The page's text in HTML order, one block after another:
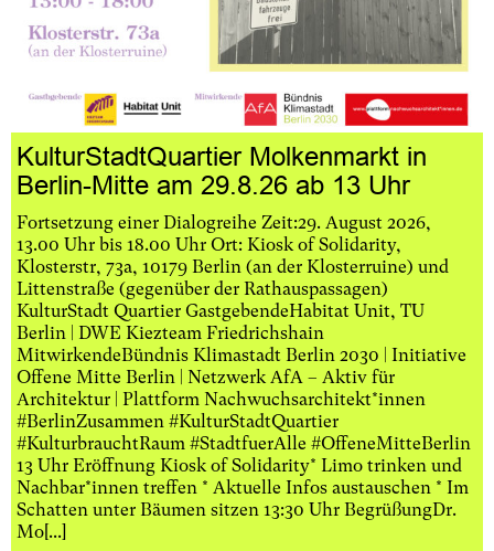
KulturStadtQuartier Molkenmarkt in
Berlin-Mitte am 29.8.26 ab 13 Uhr
Fortsetzung einer Dialogreihe Zeit:29. August 2026,
13.00 Uhr bis 18.00 Uhr Ort: Kiosk of Solidarity,
Klosterstr, 73a, 10179 Berlin (an der Klosterruine) und
Littenstraße (gegenüber der Rathauspassagen)
KulturStadt Quartier GastgebendeHabitat Unit, TU
Berlin | DWE Kiezteam Friedrichshain
MitwirkendeBündnis Klimastadt Berlin 2030 | Initiative
Offene Mitte Berlin | Netzwerk AfA – Aktiv für
Architektur | Plattform Nachwuchsarchitekt*innen
#BerlinZusammen #KulturStadtQuartier
#KulturbrauchtRaum #StadtfuerAlle #OffeneMitteBerlin
13 Uhr Eröffnung Kiosk of Solidarity* Limo trinken und
Nachbar*innen treffen * Aktuelle Infos austauschen * Im
Schatten unter Bäumen sitzen 13:30 Uhr BegrüßungDr.
Mo[...]